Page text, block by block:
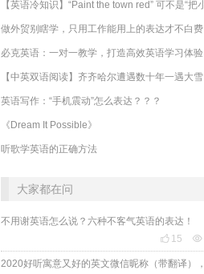
做外贸别瞎学，只用工作能用上的表达才不白费
必克英语：一对一教学，打造高效英语学习体验
【中英双语阅读】齐齐哈尔遭遇数十年一遇大雪
英语写作：“手机震动”怎么表达？？？
《Dream It Possible》
听歌学英语的正确方法
大家都在问
不用谢英语怎么说？六种不客气英语的表达！
 15 